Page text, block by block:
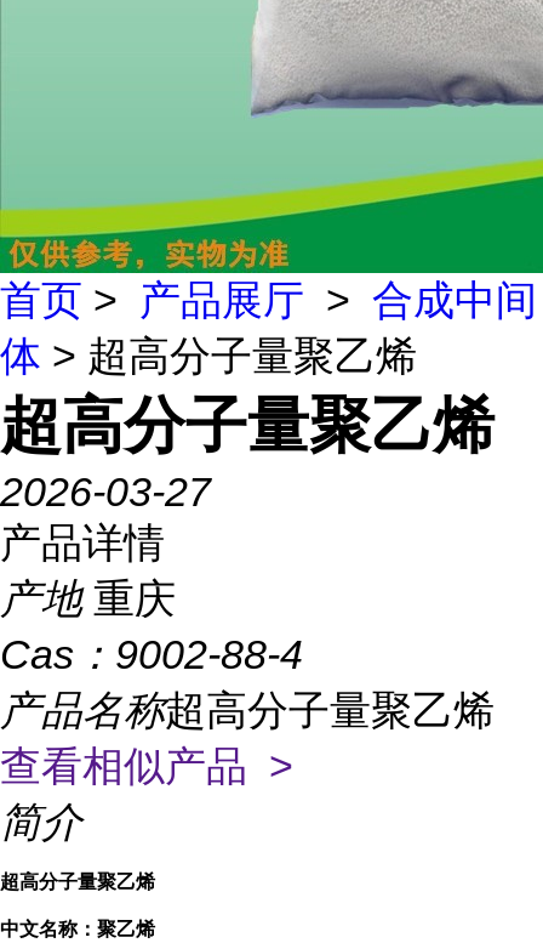
首页 > 产品展厅 > 合成中间
体 > 超高分子量聚乙烯
超高分子量聚乙烯
2026-03-27
产品详情
产地 重庆
Cas： 9002-88-4
产品名称超高分子量聚乙烯
查看相似产品 >
简介
超高分子量聚乙烯
中文名称：聚乙烯